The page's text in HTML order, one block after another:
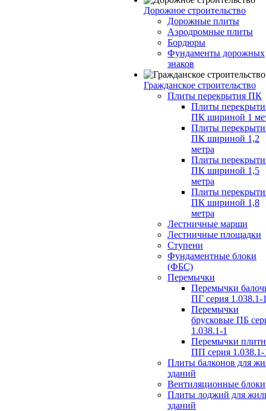
Дорожное строительство
Дорожные плиты
Аэродромные плиты
Бордюры
Фундаменты дорожных
знаков
Гражданское строительство
Плиты перекрытия ПК
Плиты
ПК шириной 1
Плиты
ПК шириной 1,2
метра
Плиты
ПК шириной 1,5
метра
Плиты
ПК шириной 1,8
метра
Лестничные марши
Лестничные площадки
Ступени
Фундаментные блоки
(ФБС)
Перемычки
Перемычки
ПГ серия 1.038.1-
Перемычки
брусковые ПБ
1.038.1-1
Перемычки
ПП серия 1.038.1-
Плиты балконов для
зданий
Вентиляционные блоки
Плиты лоджий для
зданий